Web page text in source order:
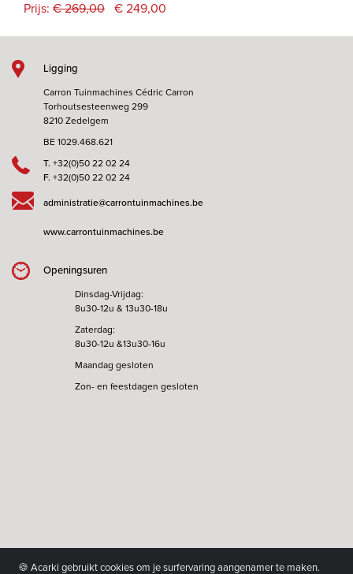
Prijs: € 269,00 € 249,00
Ligging
Carron Tuinmachines Cédric Carron
Torhoutsesteenweg 299
8210 Zedelgem
BE 1029.468.621
T. +32(0)50 22 02 24
F. +32(0)50 22 02 24
administratie@carrontuinmachines.be
www.carrontuinmachines.be
Openingsuren
Dinsdag-Vrijdag:
8u30-12u & 13u30-18u
Zaterdag:
8u30-12u &13u30-16u
Maandag gesloten
Zon- en feestdagen gesloten
🍪 Acarki gebruikt cookies om je surfervaring aangenamer te maken.